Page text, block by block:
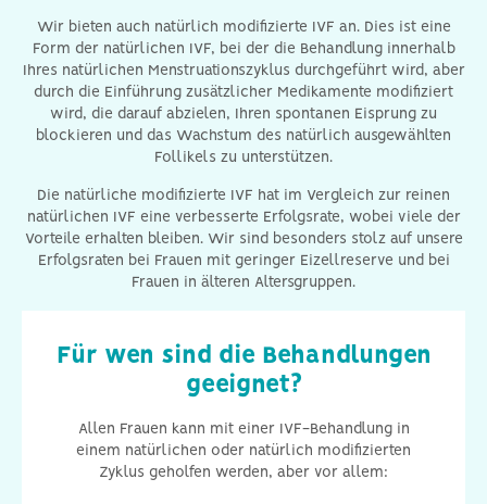
Wir bieten auch natürlich modifizierte IVF an. Dies ist eine
Form der natürlichen IVF, bei der die Behandlung innerhalb
Ihres natürlichen Menstruationszyklus durchgeführt wird, aber
durch die Einführung zusätzlicher Medikamente modifiziert
wird, die darauf abzielen, Ihren spontanen Eisprung zu
blockieren und das Wachstum des natürlich ausgewählten
Follikels zu unterstützen.
Die natürliche modifizierte IVF hat im Vergleich zur reinen
natürlichen IVF eine verbesserte Erfolgsrate, wobei viele der
Vorteile erhalten bleiben. Wir sind besonders stolz auf unsere
Erfolgsraten bei Frauen mit geringer Eizellreserve und bei
Frauen in älteren Altersgruppen.
Für wen sind die Behandlungen
geeignet?
Allen Frauen kann mit einer IVF-Behandlung in
einem natürlichen oder natürlich modifizierten
Zyklus geholfen werden, aber vor allem: